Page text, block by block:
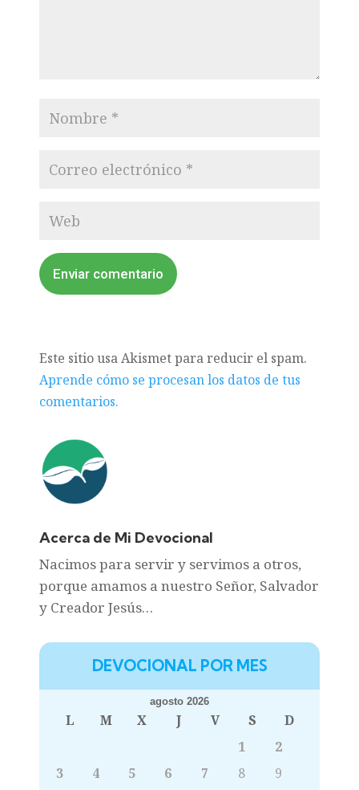
Enviar comentario
Este sitio usa Akismet para reducir el spam.
Aprende cómo se procesan los datos de tus
comentarios.
Acerca de Mi Devocional
Nacimos para servir y servimos a otros,
porque amamos a nuestro Señor, Salvador
y Creador Jesús…
DEVOCIONAL POR MES
agosto 2026
L M X J V S
D
1
2
3
4 5 6 7 8
9